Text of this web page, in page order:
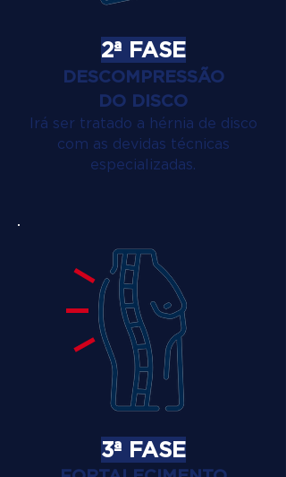
2ª FASE
DESCOMPRESSÃO
DO DISCO
Irá ser tratado a hérnia de disco
com as devidas técnicas
especializadas.
3ª FASE